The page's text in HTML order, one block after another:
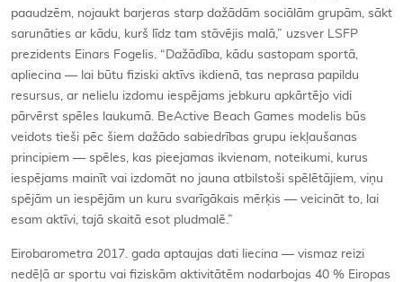
paaudzēm, nojaukt barjeras starp dažādām sociālām grupām, sākt
sarunāties ar kādu, kurš līdz tam stāvējis malā,” uzsver LSFP
prezidents Einars Fogelis. “Dažādība, kādu sastopam sportā,
apliecina — lai būtu fiziski aktīvs ikdienā, tas neprasa papildu
resursus, ar nelielu izdomu iespējams jebkuru apkārtējo vidi
pārvērst spēles laukumā. BeActive Beach Games modelis būs
veidots tieši pēc šiem dažādo sabiedrības grupu iekļaušanas
principiem — spēles, kas pieejamas ikvienam, noteikumi, kurus
iespējams mainīt vai izdomāt no jauna atbilstoši spēlētājiem, viņu
spējām un iespējām un kuru svarīgākais mērķis — veicināt to, lai
esam aktīvi, tajā skaitā esot pludmalē.”
Eirobarometra 2017. gada aptaujas dati liecina — vismaz reizi
nedēļā ar sportu vai fiziskām aktivitātēm nodarbojas 40 % Eiropas